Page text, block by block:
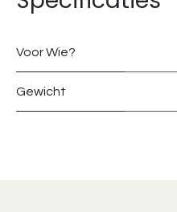
Voor Wie?
Gewicht